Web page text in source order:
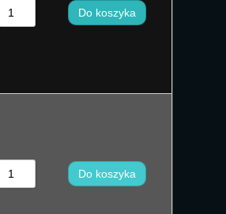
Do koszyka
Do koszyka